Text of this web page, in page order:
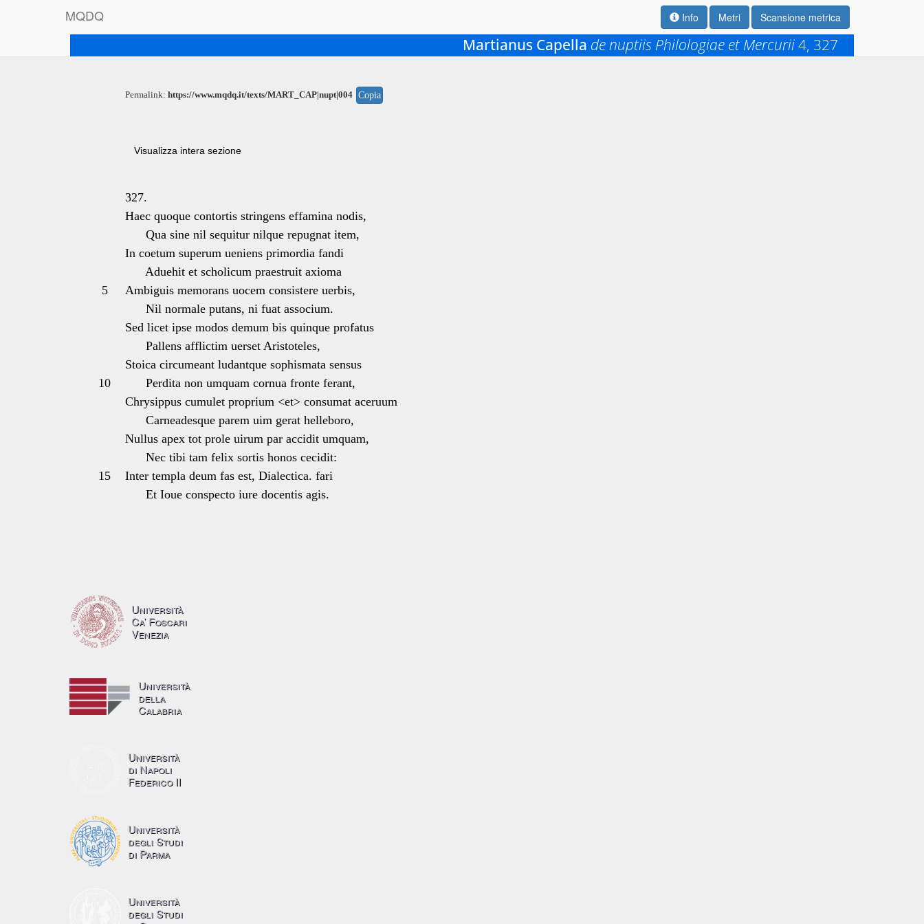
MQDQ Info Metri Scansione metrica
Martianus Capella de nuptiis Philologiae et Mercurii4, 327
Permalink: https://www.mqdq.it/texts/MART_CAP|nupt|004 Copia
Visualizza intera sezione
327.
Haec quoque contortis stringens effamina nodis,
Qua sine nil sequitur nilque repugnat item,
In coetum superum ueniens primordia fandi
Aduehit et scholicum praestruit axioma
5
Ambiguis memorans uocem consistere uerbis,
Nil normale putans, ni fuat associum.
Sed licet ipse modos demum bis quinque profatus
Pallens afflictim uerset Aristoteles,
Stoica circumeant ludantque sophismata sensus
10
Perdita non umquam cornua fronte ferant,
Chrysippus cumulet proprium <et> consumat aceruum
Carneadesque parem uim gerat helleboro,
Nullus apex tot prole uirum par accidit umquam,
Nec tibi tam felix sortis honos cecidit:
15
Inter templa deum fas est, Dialectica. fari
Et Ioue conspecto iure docentis agis.
Università
Ca’ Foscari
Venezia
Università
della
Calabria
Università
di Napoli
Federico II
Università
degli Studi
di Parma
Università
degli Studi